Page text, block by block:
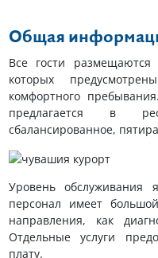
Общая
Все гости
которых
комфортного
предлагается в
сбалансированное,
Уровень обслуживания
персонал имеет
направления, как
Отдельные услуги
плату.